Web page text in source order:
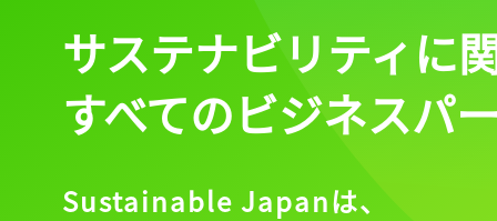
サステナビリティに
すべてのビジネスパ
Sustainable Japanは、